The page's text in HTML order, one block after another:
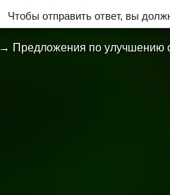
Чтобы отправить ответ, вы
→ Предложения по улучшению